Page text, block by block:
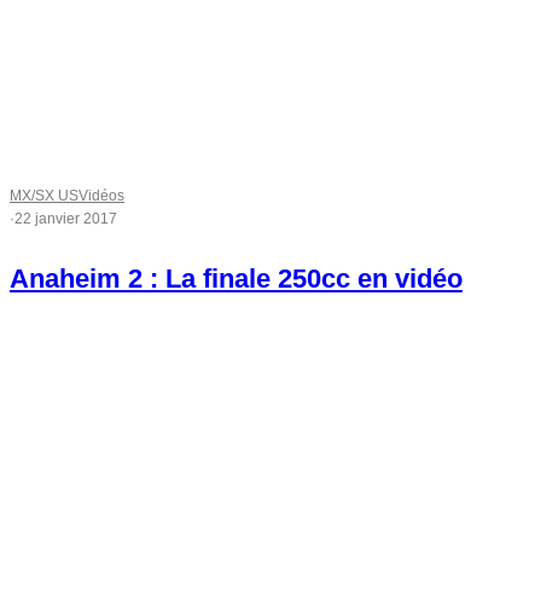
MX/SX USVidéos
·22 janvier 2017
Anaheim 2 : La finale 250cc en vidéo